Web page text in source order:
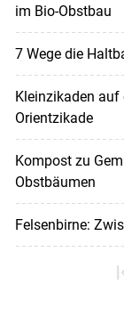
im Bio-Obstbau
7 Wege die
Kleinzikaden auf
Orientzikade
Kompost zu
Obstbäumen
Felsenbirne: